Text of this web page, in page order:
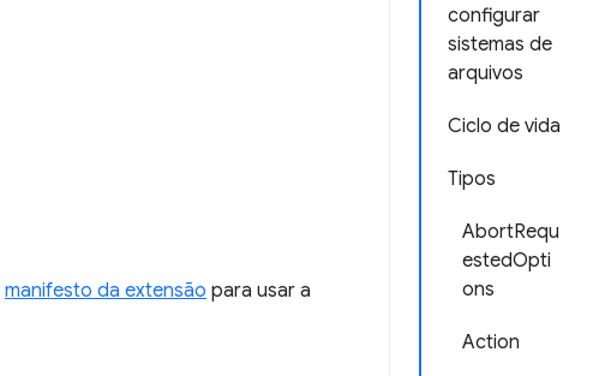
configurar
sistemas de
arquivos
Ciclo de vida
Tipos
AbortRequ
estedOpti
ons
Action
manifesto da extensão para usar a